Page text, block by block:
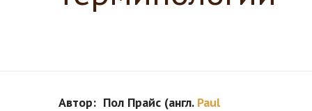
Автор: Пол Прайс (англ. Paul